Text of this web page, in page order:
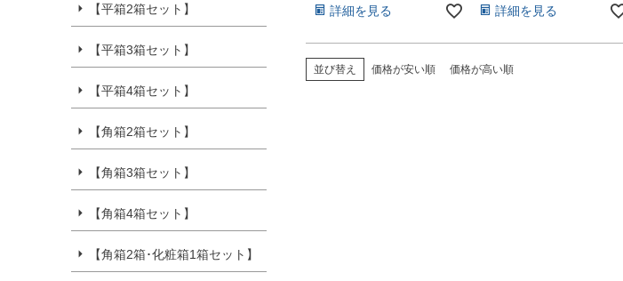
【平箱2箱セット】
【平箱3箱セット】
【平箱4箱セット】
【角箱2箱セット】
【角箱3箱セット】
【角箱4箱セット】
【角箱2箱･化粧箱1箱セット】
詳細を見る 詳細を見る
並び替え 価格が安い順 価格が高い順